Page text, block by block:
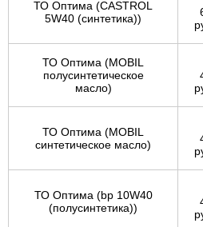
ТО Оптима (CASTROL
5W40 (синтетика))
ТО Оптима (MOBIL
полусинтетическое
масло)
ТО Оптима (MOBIL
синтетическое масло)
ТО Оптима (bp 10W40
(полусинтетика))